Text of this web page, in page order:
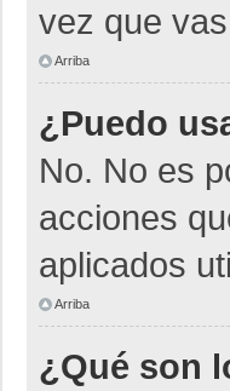
vez que
Arriba
¿Puedo
No. No es
acciones
aplicados
Arriba
¿Qué son